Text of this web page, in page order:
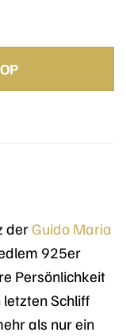
€.
derGuido Maria
925er
Persönlichkeit
Schliff
als nur ein